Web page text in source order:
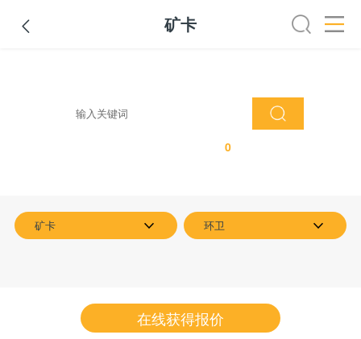
 矿卡
0个符合条件产品
矿卡 环卫
在线获得报价